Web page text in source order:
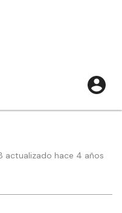
actualizado hace 4 años